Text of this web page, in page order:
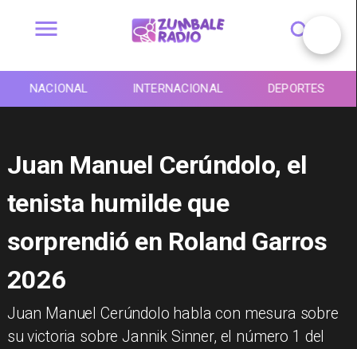
NACIONAL INTERNACIONAL DEPORTES
Juan Manuel Cerúndolo, el
tenista humilde que
sorprendió en Roland Garros
2026
Juan Manuel Cerúndolo habla con mesura sobre
su victoria sobre Jannik Sinner, el número 1 del